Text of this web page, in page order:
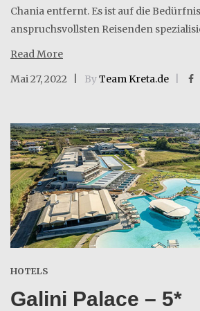
Chania entfernt. Es ist auf die
anspruchsvollsten Reisenden
Read More
Mai 27, 2022
ByTeam Kreta.de
HOTELS
Galini Palace – 5*